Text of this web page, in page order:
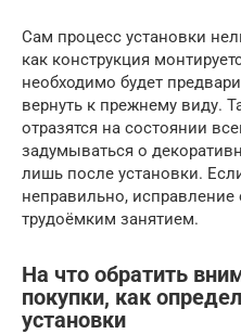
Сам процесс установки
как конструкция
необходимо будет
вернуть к прежнему виду.
отразятся на состоянии
задумываться о
лишь после установки.
неправильно,
трудоёмким занятием.
На что обратить
покупки, как
установки